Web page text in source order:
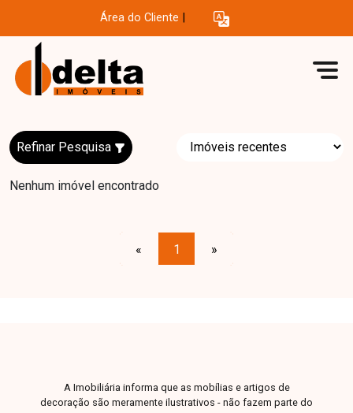
Área do Cliente
Refinar Pesquisa
Nenhum imóvel encontrado
« 1 »
A Imobiliária informa que as mobílias e artigos de
decoração são meramente ilustrativos - não fazem parte do